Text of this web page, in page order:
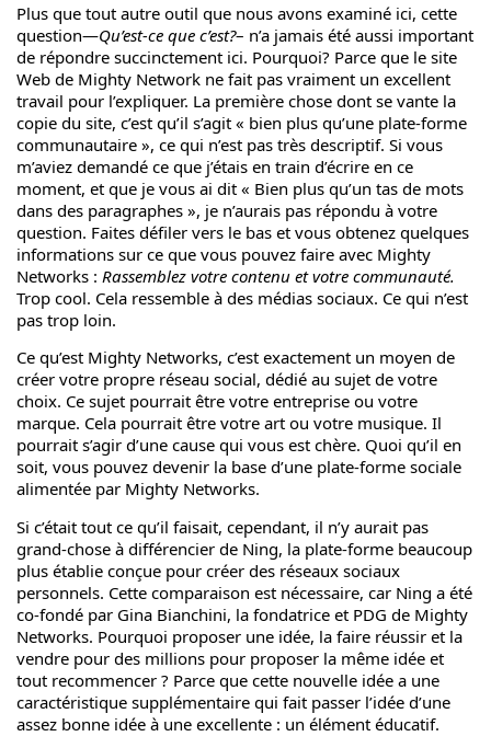
Plus que tout autre outil que nous avons examiné ici, cette
question—Qu’est-ce que c’est?– n’a jamais été aussi important
de répondre succinctement ici. Pourquoi? Parce que le site
Web de Mighty Network ne fait pas vraiment un excellent
travail pour l’expliquer. La première chose dont se vante la
copie du site, c’est qu’il s’agit « bien plus qu’une plate-forme
communautaire », ce qui n’est pas très descriptif. Si vous
m’aviez demandé ce que j’étais en train d’écrire en ce
moment, et que je vous ai dit « Bien plus qu’un tas de mots
dans des paragraphes », je n’aurais pas répondu à votre
question. Faites défiler vers le bas et vous obtenez quelques
informations sur ce que vous pouvez faire avec Mighty
Networks : Rassemblez votre contenu et votre communauté.
Trop cool. Cela ressemble à des médias sociaux. Ce qui n’est
pas trop loin.
Ce qu’est Mighty Networks, c’est exactement un moyen de
créer votre propre réseau social, dédié au sujet de votre
choix. Ce sujet pourrait être votre entreprise ou votre
marque. Cela pourrait être votre art ou votre musique. Il
pourrait s’agir d’une cause qui vous est chère. Quoi qu’il en
soit, vous pouvez devenir la base d’une plate-forme sociale
alimentée par Mighty Networks.
Si c’était tout ce qu’il faisait, cependant, il n’y aurait pas
grand-chose à différencier de Ning, la plate-forme beaucoup
plus établie conçue pour créer des réseaux sociaux
personnels. Cette comparaison est nécessaire, car Ning a été
co-fondé par Gina Bianchini, la fondatrice et PDG de Mighty
Networks. Pourquoi proposer une idée, la faire réussir et la
vendre pour des millions pour proposer la même idée et
tout recommencer ? Parce que cette nouvelle idée a une
caractéristique supplémentaire qui fait passer l’idée d’une
assez bonne idée à une excellente : un élément éducatif.